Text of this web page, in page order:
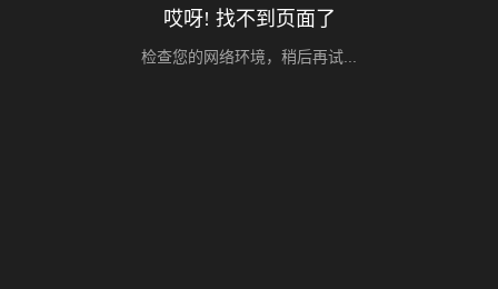
哎呀! 找不到页面了
检查您的网络环境，稍后再试...